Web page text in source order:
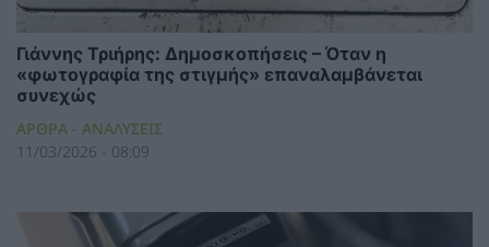
Γιάννης Τριήρης: Δημοσκοπήσεις – Όταν η
«φωτογραφία της στιγμής» επαναλαμβάνεται
συνεχώς
ΑΡΘΡΑ - ΑΝΑΛΥΣΕΙΣ
11/03/2026 - 08:09